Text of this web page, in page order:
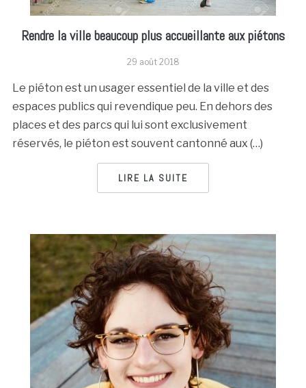
Rendre la ville beaucoup plus accueillante aux piétons
29 août 2018
Le piéton est un usager essentiel de la ville et des
espaces publics qui revendique peu. En dehors des
places et des parcs qui lui sont exclusivement
réservés, le piéton est souvent cantonné aux (…)
LIRE LA SUITE